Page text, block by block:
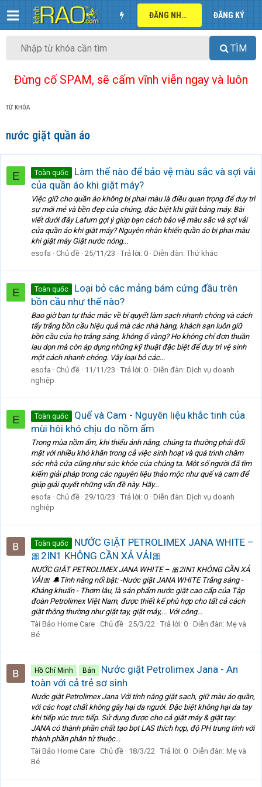
ĐĂNG NHẬP ĐĂNG KÝ
TÌM
Đừng cố SPAM, sẽ cấm vĩnh viễn ngay và luôn
TỪ KHÓA
nước giặt quần áo
E Toàn quốc
Làm thế nào để bảo vệ màu sắc và sợi vải
của quần áo khi giặt máy?
Việc giữ cho quần áo không bị phai màu là điều quan trọng để duy trì
sự mới mẻ và bền đẹp của chúng, đặc biệt khi giặt bằng máy. Bài
viết dưới đây Lafum gợi ý giúp bạn cách bảo vệ màu sắc và sợi vải
của quần áo khi giặt máy? Nguyên nhân khiến quần áo bị phai màu
khi giặt máy Giặt nước nóng...
esofa
Chủ đề 25/11/23 Trả lời: 0 Diễn đàn: Thứ khác
E Toàn quốc
Loại bỏ các mảng bám cứng đầu trên
bồn cầu như thế nào?
Bao giờ bạn tự thắc mắc về bí quyết làm sạch nhanh chóng và cách
tẩy trắng bồn cầu hiệu quả mà các nhà hàng, khách sạn luôn giữ
bồn cầu của họ trắng sáng, không ố vàng? Họ không chỉ đơn thuần
lau dọn mà còn áp dụng những kỹ thuật đặc biệt để duy trì vệ sinh
một cách nhanh chóng. Vậy loại bỏ các...
esofa
Chủ đề 11/11/23 Trả lời: 0 Diễn đàn: Dịch vụ doanh
nghiệp
E Toàn quốc
Quế và Cam - Nguyên liệu khắc tinh của
mùi hôi khó chịu do nồm ẩm
Trong mùa nồm ẩm, khi thiếu ánh nắng, chúng ta thường phải đối
mặt với nhiều khó khăn trong cả việc sinh hoạt và quá trình chăm
sóc nhà cửa cũng như sức khỏe của chúng ta. Một số người đã tìm
kiếm giải pháp trong các nguyên liệu thảo mộc như quế và cam để
giúp giải quyết những vấn đề này. Hãy...
esofa
Chủ đề 29/10/23 Trả lời: 0 Diễn đàn: Dịch vụ doanh
nghiệp
Toàn quốc
NƯỚC GIẶT PETROLIMEX JANA WHITE –
🎀2IN1 KHÔNG CẦN XẢ VẢI🎀
NƯỚC GIẶT PETROLIMEX JANA WHITE – 🎀2IN1 KHÔNG CẦN XẢ
VẢI🎀 🔔Tính năng nổi bật: -Nước giặt JANA WHITE Trắng sáng -
Kháng khuẩn - Thơm lâu, là sản phẩm nước giặt cao cấp của Tập
đoàn Petrolimex Việt Nam, được thiết kế phù hợp cho tất cả cách
giặt thông thường như giặt tay, giặt máy,... Với công...
Tài Bảo Home Care Chủ đề 25/3/22 Trả lời: 0 Diễn đàn: Mẹ và
Bé
Hồ Chí Minh Bán
Nước giặt Petrolimex Jana - An
toàn với cả trẻ sơ sinh
Nước giặt Petrolimex Jana Với tính năng giặt sạch, giữ màu áo quần,
với các hoạt chất không gây hại da người. Đặc biệt không hại da tay
khi tiếp xúc trực tiếp. Sử dụng được cho cả giặt máy & giặt tay:
JANA có thành phần chất tạo bọt LAS thích hợp, độ PH trung tính với
thành phần phân tử thuộc...
Tài Bảo Home Care Chủ đề 18/3/22 Trả lời: 0 Diễn đàn: Mẹ và
Bé